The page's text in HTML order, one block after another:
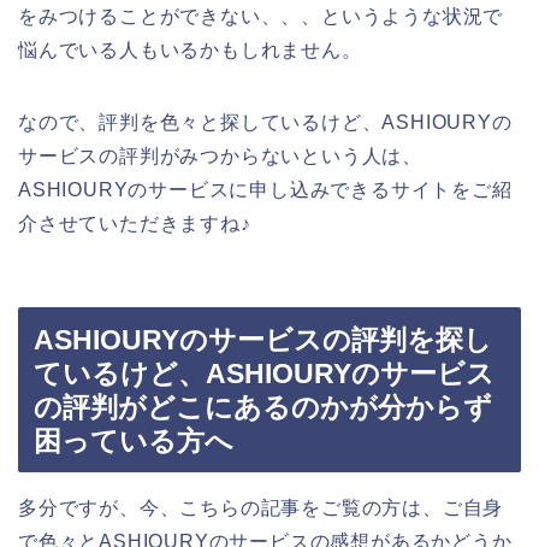
をみつけることができない、、、というような状況で
悩んでいる人もいるかもしれません。
なので、評判を色々と探しているけど、ASHIOURYの
サービスの評判がみつからないという人は、
ASHIOURYのサービスに申し込みできるサイトをご紹
介させていただきますね♪
ASHIOURYのサービスの評判を探し
ているけど、ASHIOURYのサービス
の評判がどこにあるのかが分からず
困っている方へ
多分ですが、今、こちらの記事をご覧の方は、ご自身
で色々とASHIOURYのサービスの感想があるかどうか